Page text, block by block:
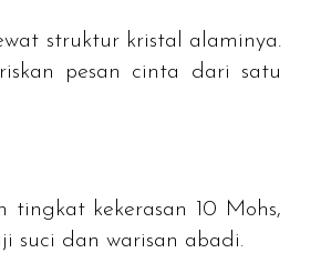
struktur kristal alaminya.
pesan cinta dari satu
tingkat kekerasan 10 Mohs,
suci dan warisan abadi.